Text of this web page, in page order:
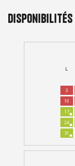
Disponibilités